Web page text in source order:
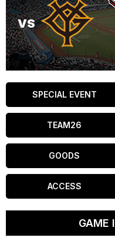
SPECIAL EVENT
TEAM26
GOODS
ACCESS
GAME